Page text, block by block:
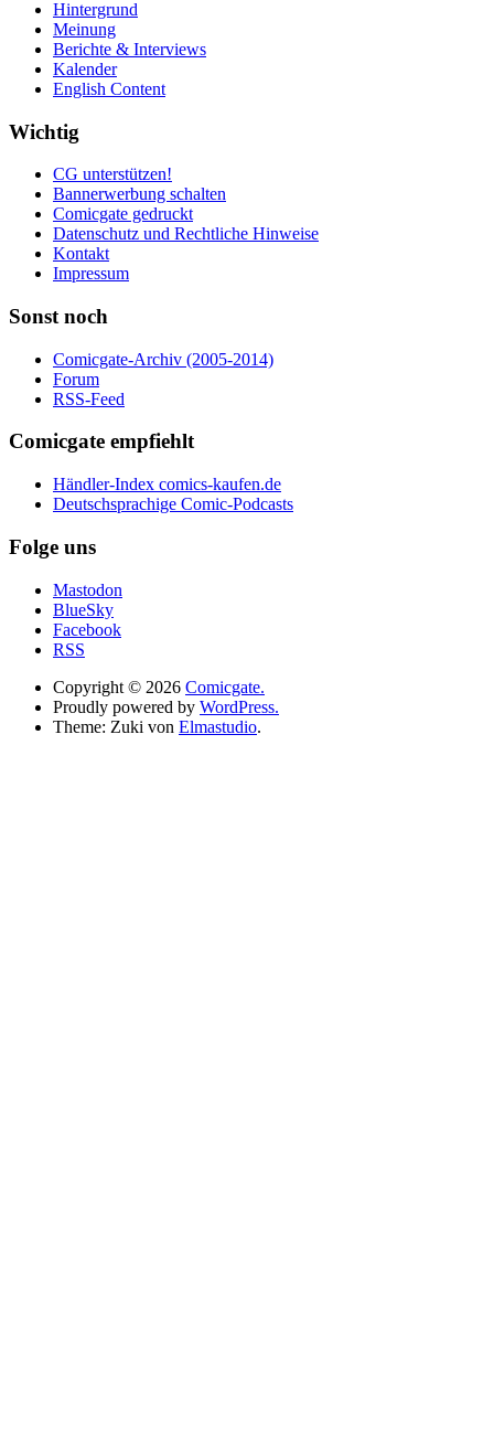
Hintergrund
Meinung
Berichte & Interviews
Kalender
English Content
Wichtig
CG unterstützen!
Bannerwerbung schalten
Comicgate gedruckt
Datenschutz und Rechtliche Hinweise
Kontakt
Impressum
Sonst noch
Comicgate-Archiv (2005-2014)
Forum
RSS-Feed
Comicgate empfiehlt
Händler-Index comics-kaufen.de
Deutschsprachige Comic-Podcasts
Folge uns
Mastodon
BlueSky
Facebook
RSS
Copyright © 2026 Comicgate.
Proudly powered by WordPress.
Theme: Zuki von Elmastudio.